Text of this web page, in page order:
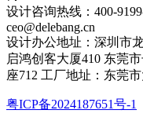
设计咨询热线：400-
ceo@delebang.cn
设计办公地址：深圳市
启鸿创客大厦410 东莞
座712 工厂地址：东莞
粤ICP备2024187651号-1